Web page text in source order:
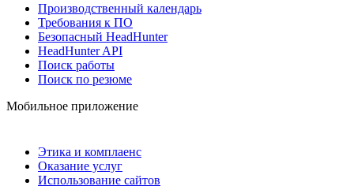
Производственный календарь
Требования к ПО
Безопасный HeadHunter
HeadHunter API
Поиск работы
Поиск по резюме
Мобильное приложение
Этика и комплаенс
Оказание услуг
Использование сайтов